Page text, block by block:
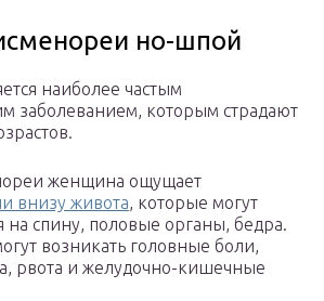
но-шпой
наиболее частым
заболеванием, которым страдают
женщина ощущает
внизу живота, которые могут
на спину, половые органы, бедра.
возникать головные боли,
рвота и желудочно-кишечные